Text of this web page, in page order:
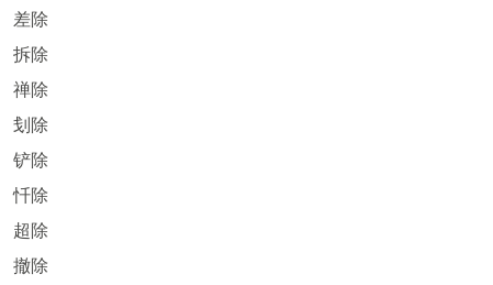
差除
拆除
禅除
刬除
铲除
忏除
超除
撤除